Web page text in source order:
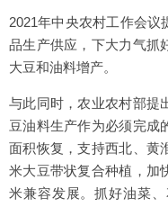
2021年中央农村工作会
品生产供应，下大力气抓
大豆和油料增产。
与此同时，农业农村部提
豆油料生产作为必须完成
面积恢复，支持西北、黄
米大豆带状复合种植，加
米兼容发展。抓好油菜